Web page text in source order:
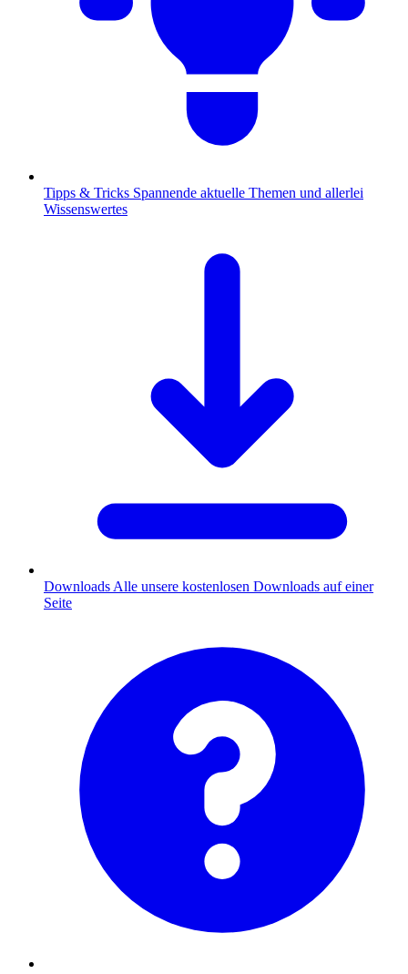
Tipps & Tricks Spannende aktuelle Themen und allerlei
Wissenswertes
Downloads Alle unsere kostenlosen Downloads auf einer
Seite